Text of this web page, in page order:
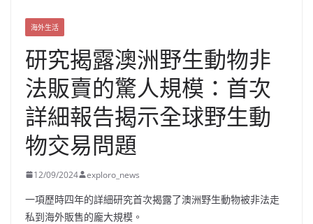
海外生活
研究揭露澳洲野生動物非
法販賣的驚人規模：首次
詳細報告揭示全球野生動
物交易問題
12/09/2024 exploro_news
一項歷時四年的詳細研究首次揭露了澳洲野生動物被非法走
私到海外販售的龐大規模。